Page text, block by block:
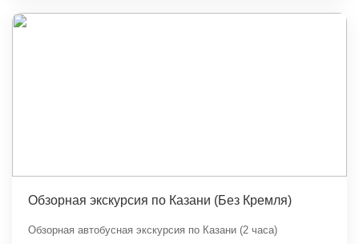
Обзорная экскурсия по Казани (Без Кремля)
Обзорная автобусная экскурсия по Казани (2 часа)